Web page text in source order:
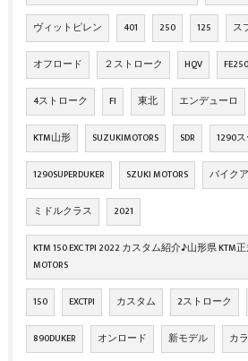
ヴィットピレン 401 250 125 ス
オフロード ２ストローク HQV FE250
4ストローク FI 東北 エンデューロ
KTM山形 SUZUKIMOTORS SDR 1290
1290SUPERDUKER SZUKI MOTORS バイク
ミドルクラス 2021
KTM 150 EXC TPI 2022 カスタム紹介♪山形県 KTM
MOTORS
150 EXCTPI カスタム 2ストローク
890DUKER オンロード 新モデル カ